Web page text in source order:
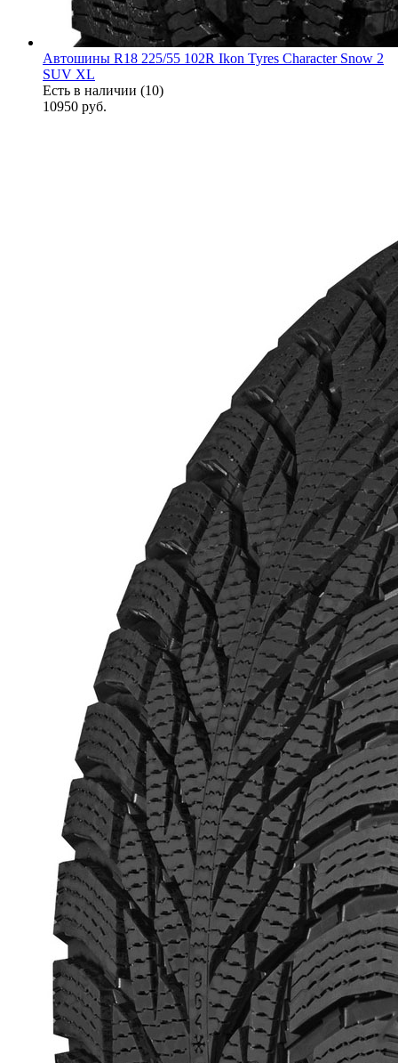
Автошины R18 225/55 102R Ikon Tyres Character Snow 2
SUV XL
Есть в наличии (10)
10950 руб.